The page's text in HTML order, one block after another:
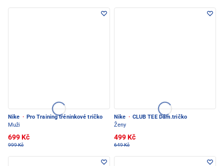
Nike · Pro Training tréninkové tričko
Muži
699 Kč
999 Kč
Nike · CLUB TEE Dám.tričko
Ženy
499 Kč
649 Kč